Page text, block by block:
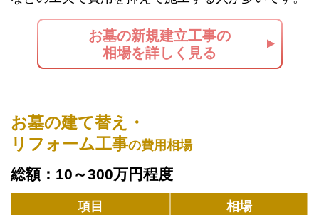
お墓の新規建立工事の
相場を詳しく見る
お墓の建て替え・
リフォーム工事の費用相場
総額：10～300万円程度
項目
相場